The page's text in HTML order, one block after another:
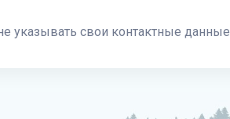
указывать свои контактные данные